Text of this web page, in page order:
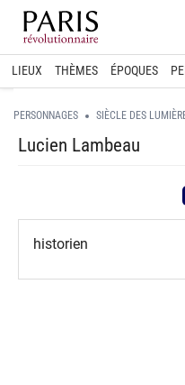
Home
LIEUX THÈMES ÉPOQUES
PERSONNAGES SIÈCLE DES
Lucien Lambeau
historien